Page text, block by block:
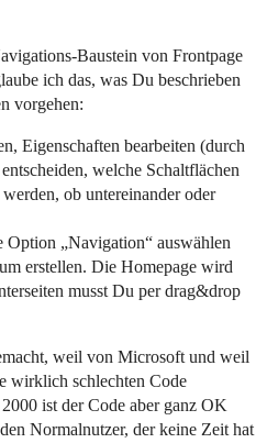
Baustein von Frontpage
ich das, was Du beschrieben
vorgehen:
Eigenschaften bearbeiten (durch
welche Schaltflächen
ob untereinander oder
Option „Navigation“ auswählen
erstellen. Die Homepage wird
musst Du per drag&drop
weil von Microsoft und weil
wirklich schlechten Code
ist der Code aber ganz OK
Normalnutzer, der keine Zeit hat